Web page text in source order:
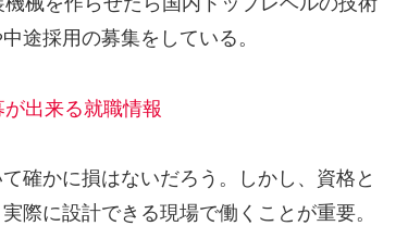
途採用の募集をしている。
出来る就職情報
確かに損はないだろう。しかし、資格と
際に設計できる現場で働くことが重要。